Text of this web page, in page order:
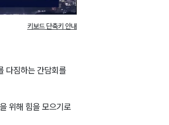
키보드 단축키 안내
다짐하는 간담회를
위해 힘을 모으기로